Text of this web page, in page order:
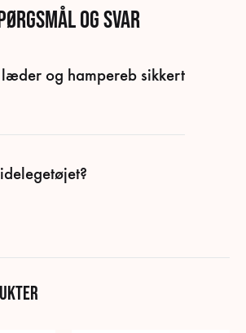
og svar
og hampereb sikkert